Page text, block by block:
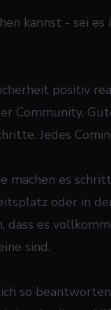
kannst - sei es
positiv
Community.
Jedes
machen es
oder in
dass es
sind.
so